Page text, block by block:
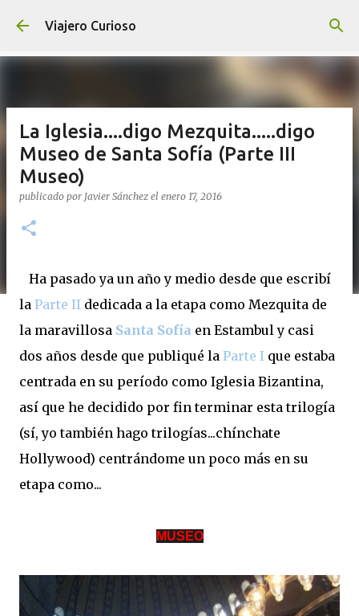
Ir al contenido principal
Viajero Curioso
La Iglesia....digo Mezquita.....digo
Museo de Santa Sofía (Parte III
Museo)
publicado por Javier Sánchez el enero 17, 2016
Ha pasado ya un año y medio desde que escribí
la Parte II dedicada a la etapa como Mezquita de
la maravillosa Santa Sofía en Estambul y casi
dos años desde que publiqué la Parte I que estaba
centrada en su período como Iglesia Bizantina,
así que he decidido por fin terminar esta trilogía
(sí, yo también hago trilogías...chínchate
Hollywood) centrándome un poco más en su
etapa como...
MUSEO